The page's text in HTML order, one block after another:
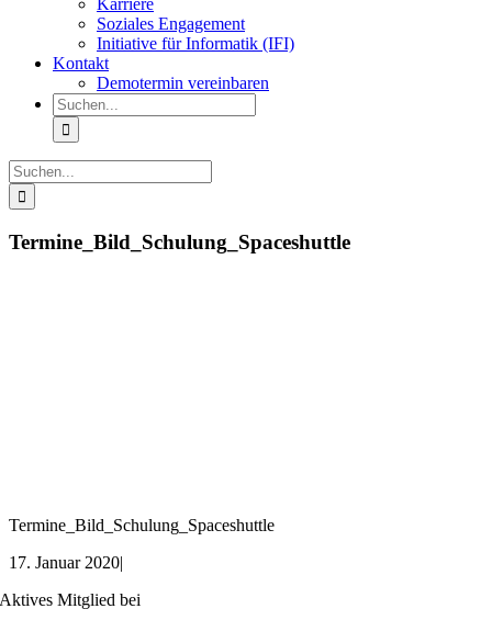
Karriere
Soziales Engagement
Initiative für Informatik (IFI)
Kontakt
Demotermin vereinbaren
Suche
nach:
Suche
nach:
Termine_Bild_Schulung_Spaceshuttle
Termine_Bild_Schulung_Spaceshuttle
17. Januar 2020|
Aktives Mitglied bei